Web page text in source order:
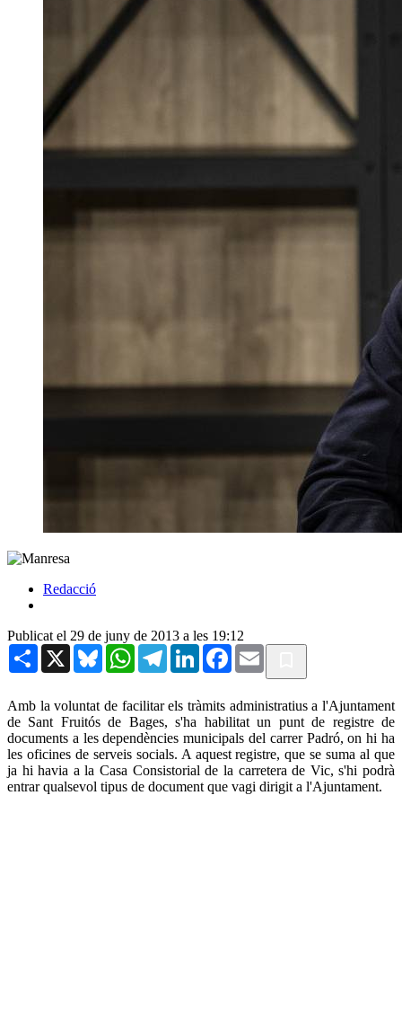
Redacció
Publicat el 29 de juny de 2013 a les 19:12
Share X BlueskyWhatsAppTelegramLinkedInFacebook
Email
Amb la voluntat de facilitar els tràmits administratius a l'Ajuntament
de Sant Fruitós de Bages, s'ha habilitat un punt de registre de
documents a les dependències municipals del carrer Padró, on hi ha
les oficines de serveis socials. A aquest registre, que se suma al que
ja hi havia a la Casa Consistorial de la carretera de Vic, s'hi podrà
entrar qualsevol tipus de document que vagi dirigit a l'Ajuntament.